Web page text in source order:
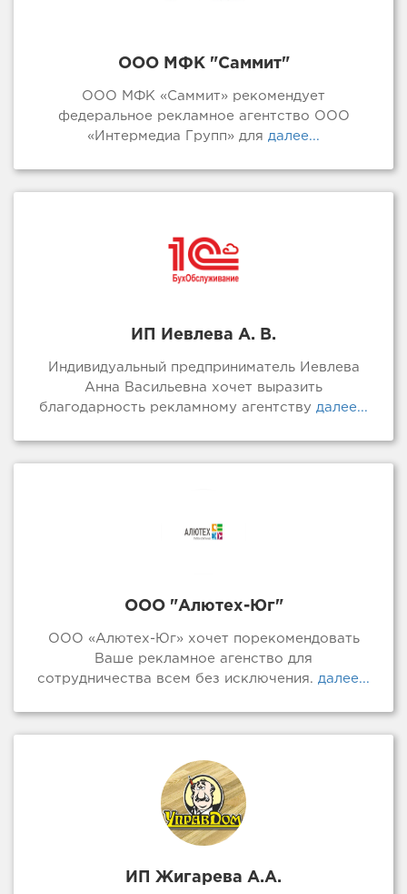
ООО МФК "Саммит"
ООО МФК «Саммит» рекомендует
федеральное рекламное агентство ООО
«Интермедиа Групп» для далее...
ИП Иевлева А. В.
Индивидуальный предприниматель Иевлева
Анна Васильевна хочет выразить
благодарность рекламному агентству далее...
ООО "Алютех-Юг"
ООО «Алютех-Юг» хочет порекомендовать
Ваше рекламное агенство для
сотрудничества всем без исключения. далее...
ИП Жигарева А.А.